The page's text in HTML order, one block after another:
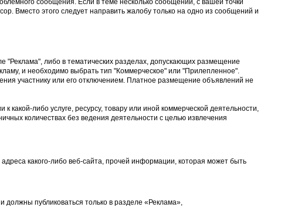
сообщения. Если в теме несколько сообщений, с вашей точки
Вместо этого следует направить жалобу только на одно из сообщений и
либо в тематических разделах, допускающих размещение
и необходимо выбрать тип "Коммерческое" или "Прилепленное".
участнику или его отключением. Платное размещение объявлений не
либо услуге, ресурсу, товару или иной коммерческой деятельности,
количествах без ведения деятельности с целью извлечения
адреса какого-либо веб-сайта, прочей информации, которая может быть
публиковаться только в разделе «Реклама»,